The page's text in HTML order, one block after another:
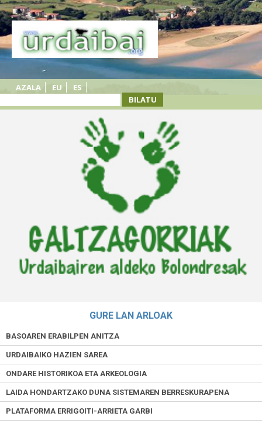
AZALA EU ES
GURE LAN ARLOAK
BASOAREN ERABILPEN ANITZA
URDAIBAIKO HAZIEN SAREA
ONDARE HISTORIKOA ETA ARKEOLOGIA
LAIDA HONDARTZAKO DUNA SISTEMAREN BERRESKURAPENA
PLATAFORMA ERRIGOITI-ARRIETA GARBI